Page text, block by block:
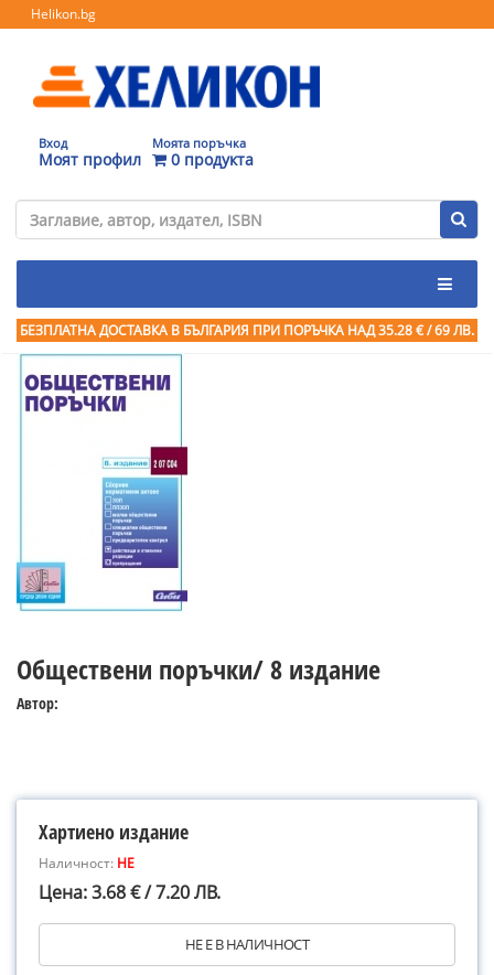
Helikon.bg
Вход
Моят профил
Моята поръчка
0 продукта
БЕЗПЛАТНА ДОСТАВКА В БЪЛГАРИЯ ПРИ ПОРЪЧКА НАД 35.28 € / 69 ЛВ.
Обществени поръчки/ 8 издание
Автор:
Хартиено издание
Наличност: НЕ
Цена: 3.68 € / 7.20 ЛВ.
НЕ Е В НАЛИЧНОСТ